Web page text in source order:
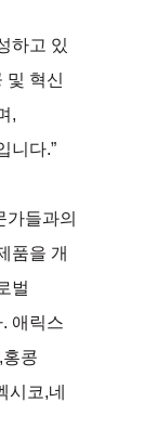
하고 있
및 혁신
,
니다.”
가들과의
품을 개
벌
애릭스
콩
시코,네